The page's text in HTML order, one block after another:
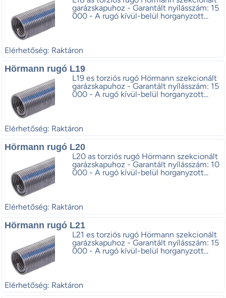
garázskapuhoz - Garantált nyílásszám: 15
000 - A rugó kívül-belül horganyzott...
Elérhetőség: Raktáron
Hörmann rugó L19
L19 es torziós rugó Hörmann szekcionált
garázskapuhoz - Garantált nyílásszám: 15
000 - A rugó kívül-belül horganyzott...
Elérhetőség: Raktáron
Hörmann rugó L20
L20 as torziós rugó Hörmann szekcionált
garázskapuhoz - Garantált nyílásszám: 10
000 - A rugó kívül-belül horganyzott...
Elérhetőség: Raktáron
Hörmann rugó L21
L21 es torziós rugó Hörmann szekcionált
garázskapuhoz - Garantált nyílásszám: 15
000 - A rugó kívül-belül horganyzott...
Elérhetőség: Raktáron